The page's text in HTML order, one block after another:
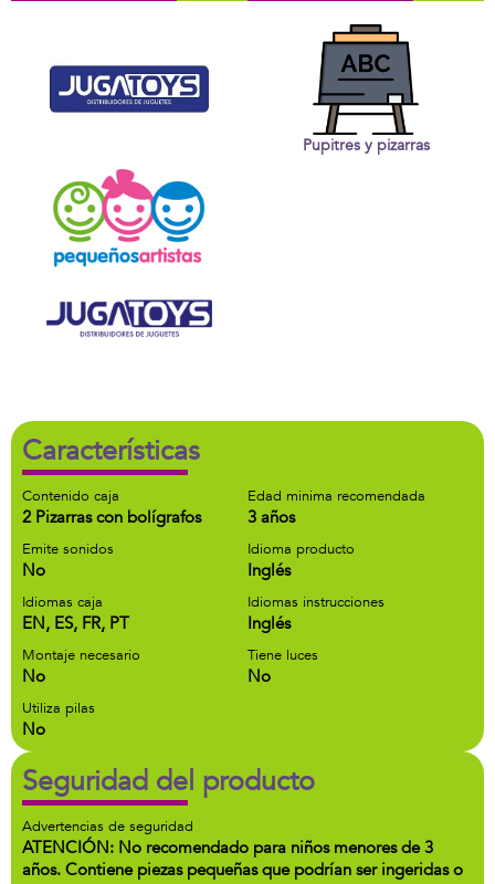
Pupitres y pizarras
Características
Contenido caja
2 Pizarras con bolígrafos
Edad minima recomendada
3 años
Emite sonidos
No
Idioma producto
Inglés
Idiomas caja
EN, ES, FR, PT
Idiomas instrucciones
Inglés
Montaje necesario
No
Tiene luces
No
Utiliza pilas
No
Seguridad del producto
Advertencias de seguridad
ATENCIÓN: No recomendado para niños menores de 3
años. Contiene piezas pequeñas que podrían ser ingeridas o